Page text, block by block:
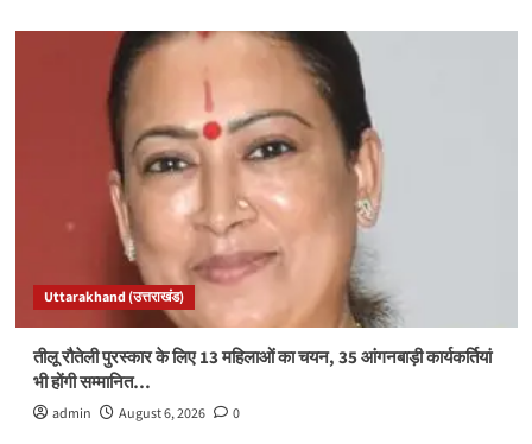
Uttarakhand (उत्तराखंड)
तीलू रौतेली पुरस्कार के लिए 13 महिलाओं का चयन, 35 आंगनबाड़ी कार्यकर्तियां
भी होंगी सम्मानित…
admin August 6, 2026 0